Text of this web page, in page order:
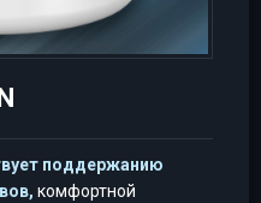
поддержанию
комфортной